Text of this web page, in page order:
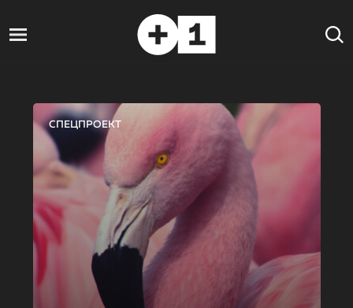
СПЕЦПРОЕКТ